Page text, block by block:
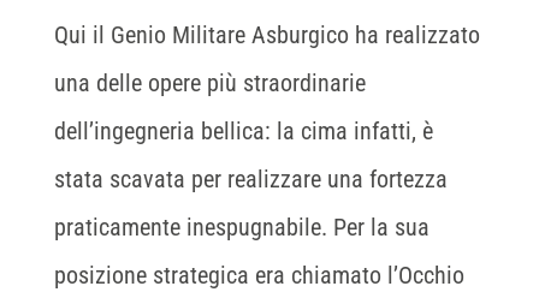
Qui il Genio Militare Asburgico ha realizzato
una delle opere più straordinarie
dell’ingegneria bellica: la cima infatti, è
stata scavata per realizzare una fortezza
praticamente inespugnabile. Per la sua
posizione strategica era chiamato l’Occhio